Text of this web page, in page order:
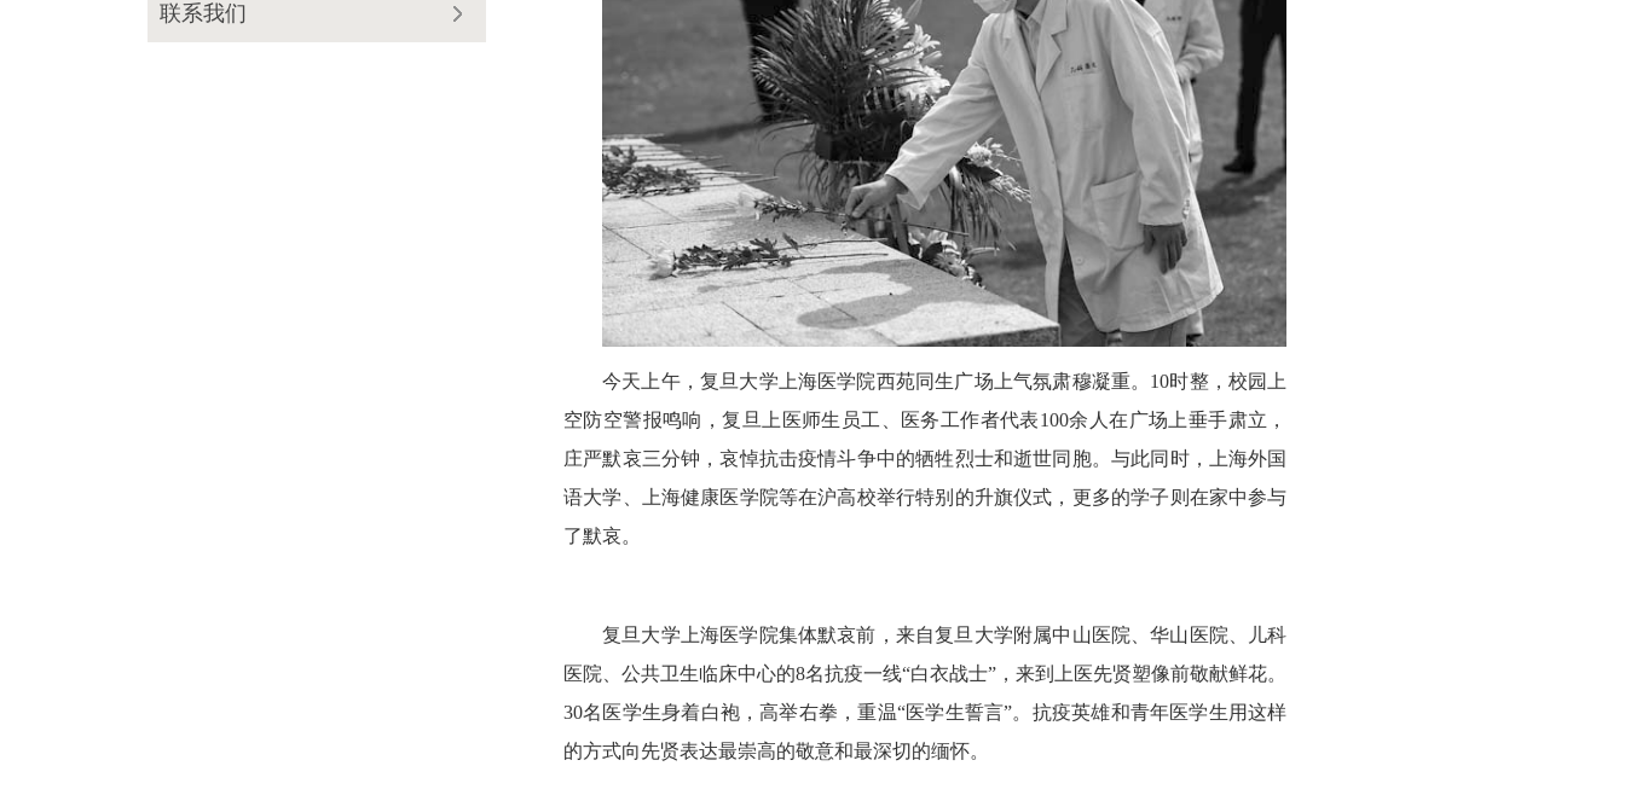
联系我们
今天上午，复旦大学上海医学院西苑同生广场上气氛肃穆凝重。10时整，校园上
空防空警报鸣响，复旦上医师生员工、医务工作者代表100余人在广场上垂手肃立，
庄严默哀三分钟，哀悼抗击疫情斗争中的牺牲烈士和逝世同胞。与此同时，上海外国
语大学、上海健康医学院等在沪高校举行特别的升旗仪式，更多的学子则在家中参与
了默哀。
复旦大学上海医学院集体默哀前，来自复旦大学附属中山医院、华山医院、儿科
医院、公共卫生临床中心的8名抗疫一线“白衣战士”，来到上医先贤塑像前敬献鲜花。
30名医学生身着白袍，高举右拳，重温“医学生誓言”。抗疫英雄和青年医学生用这样
的方式向先贤表达最崇高的敬意和最深切的缅怀。